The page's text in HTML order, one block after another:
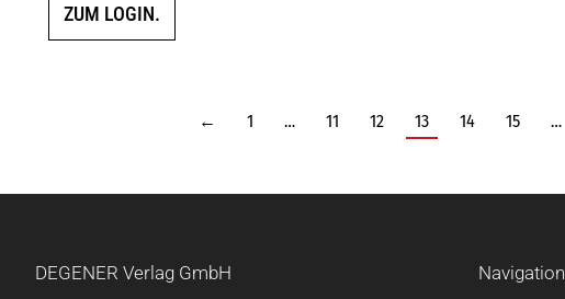
ZUM LOGIN.
← 1 … 11 12 13 14 15 …
DEGENER Verlag GmbH Navigation